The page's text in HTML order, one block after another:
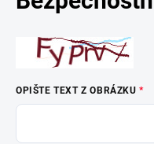
OPIŠTE TEXT Z OBRÁZKU